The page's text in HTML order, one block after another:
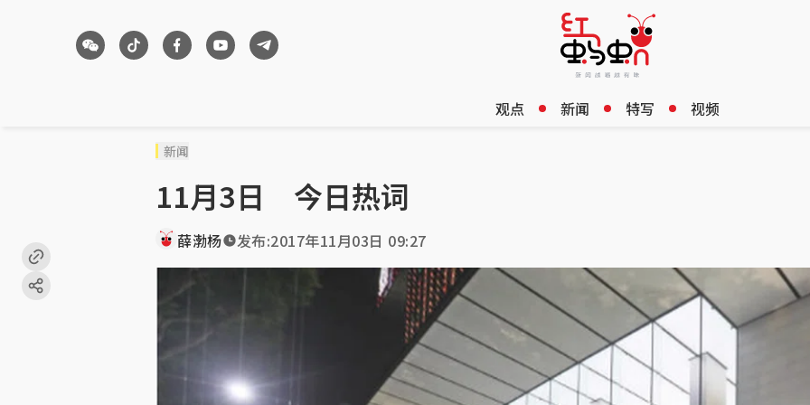
观点 新闻 特写 视频
新闻
11月3日 今日热词
薛渤杨 发布:2017年11月03日 09:27